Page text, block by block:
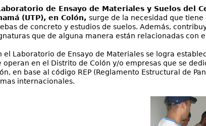
de Ensayo de Materiales y Suelos del
(UTP), en Colón, surge de la necesidad que
de concreto y estudios de suelos. Además,
que de alguna manera están relacionadas con
el Laboratorio de Ensayo de Materiales se logra
operan en el Distrito de Colón y/o empresas que se
en base al código REP (Reglamento Estructural de
internacionales.